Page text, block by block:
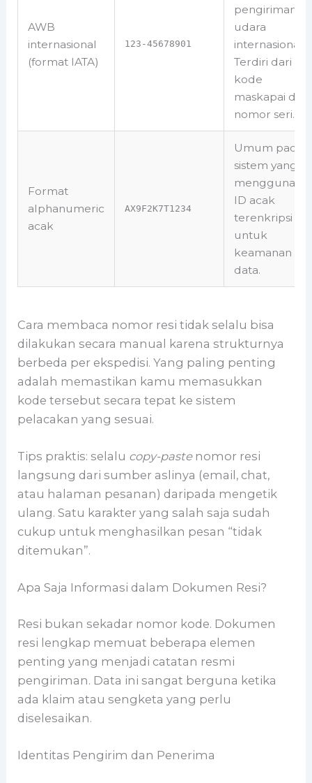
AWB
internasional
(format IATA)
123-45678901
pengiriman
udara
internasional.
Terdiri dari
kode
maskapai dan
nomor seri.
Format
alphanumeric
acak
AX9F2K7T1234
Umum pada
sistem yang
ID acak
terenkripsi
untuk
keamanan
data.
Cara membaca nomor resi tidak selalu bisa
dilakukan secara manual karena strukturnya
berbeda per ekspedisi. Yang paling penting
adalah memastikan kamu memasukkan
kode tersebut secara tepat ke sistem
pelacakan yang sesuai.
Tips praktis: selalu copy-pastenomor resi
langsung dari sumber aslinya (email, chat,
atau halaman pesanan) daripada mengetik
ulang. Satu karakter yang salah saja sudah
cukup untuk menghasilkan pesan “tidak
ditemukan”.
Apa Saja Informasi dalam Dokumen Resi?
Resi bukan sekadar nomor kode. Dokumen
resi lengkap memuat beberapa elemen
penting yang menjadi catatan resmi
pengiriman. Data ini sangat berguna ketika
ada klaim atau sengketa yang perlu
diselesaikan.
Identitas Pengirim dan Penerima